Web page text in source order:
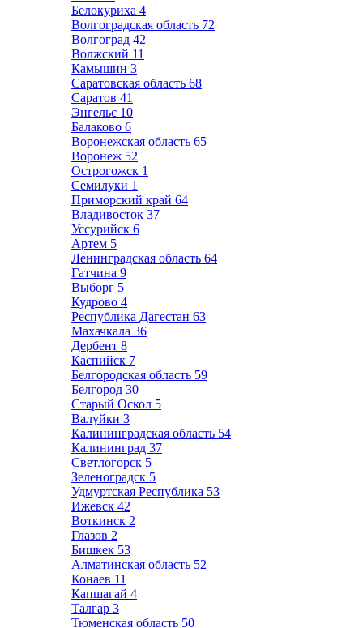
Белокуриха 4
Волгоградская область 72
Волгоград 42
Волжский 11
Камышин 3
Саратовская область 68
Саратов 41
Энгельс 10
Балаково 6
Воронежская область 65
Воронеж 52
Острогожск 1
Семилуки 1
Приморский край 64
Владивосток 37
Уссурийск 6
Артем 5
Ленинградская область 64
Гатчина 9
Выборг 5
Кудрово 4
Республика Дагестан 63
Махачкала 36
Дербент 8
Каспийск 7
Белгородская область 59
Белгород 30
Старый Оскол 5
Валуйки 3
Калининградская область 54
Калининград 37
Светлогорск 5
Зеленоградск 5
Удмуртская Республика 53
Ижевск 42
Воткинск 2
Глазов 2
Бишкек 53
Алматинская область 52
Конаев 11
Капшагай 4
Талгар 3
Тюменская область 50